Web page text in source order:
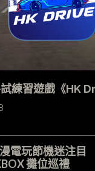
練習遊戲《HK
電玩節機迷注目
攤位巡禮